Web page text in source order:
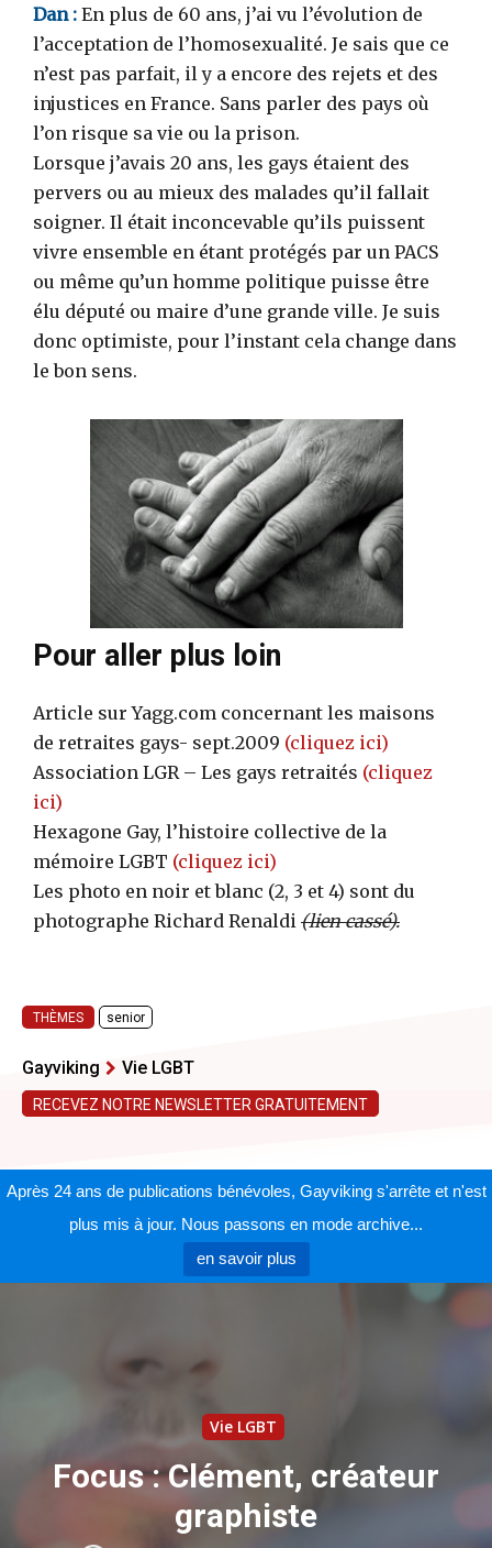
Dan : En plus de 60 ans, j’ai vu l’évolution de
l’acceptation de l’homosexualité. Je sais que ce
n’est pas parfait, il y a encore des rejets et des
injustices en France. Sans parler des pays où
l’on risque sa vie ou la prison.
Lorsque j’avais 20 ans, les gays étaient des
pervers ou au mieux des malades qu’il fallait
soigner. Il était inconcevable qu’ils puissent
vivre ensemble en étant protégés par un PACS
ou même qu’un homme politique puisse être
élu député ou maire d’une grande ville. Je suis
donc optimiste, pour l’instant cela change dans
le bon sens.
Pour aller plus loin
Article sur Yagg.com concernant les maisons
de retraites gays- sept.2009 (cliquez ici)
Association LGR – Les gays retraités (cliquez
ici)
Hexagone Gay, l’histoire collective de la
mémoire LGBT (cliquez ici)
Les photo en noir et blanc (2, 3 et 4) sont du
photographe Richard Renaldi (lien cassé).
THÈMES senior
Gayviking Vie LGBT
RECEVEZ NOTRE NEWSLETTER GRATUITEMENT